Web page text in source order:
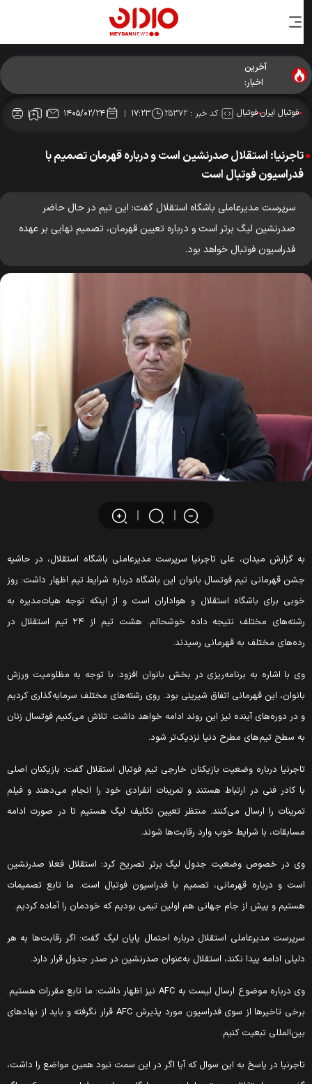
آخرین
اخبار:
فوتبال ایرانفوتبال کد خبر : ۲۵۳۷۲ ۱۷:۲۳ ۱۴۰۵/۰۲/۲۴
تاجرنیا: استقلال صدرنشین است و درباره قهرمان تصمیم با
فدراسیون فوتبال است
سرپرست مدیرعاملی باشگاه استقلال گفت: این تیم در حال حاضر
صدرنشین لیگ برتر است و درباره تعیین قهرمان، تصمیم نهایی بر عهده
فدراسیون فوتبال خواهد بود.
گزارش میدان، علی تاجرنیا سرپرست مدیرعاملی باشگاه استقلال، در حاشیه
قهرمانی تیم فوتسال بانوان این باشگاه درباره شرایط تیم اظهار داشت: روز
برای باشگاه استقلال و هواداران است و از اینکه توجه هیات‌مدیره به
رشته‌های مختلف نتیجه داده خوشحالم. هشت تیم از ۲۴ تیم استقلال در
مختلف به قهرمانی رسیدند.
با اشاره به برنامه‌ریزی در بخش بانوان افزود: با توجه به مظلومیت ورزش
این قهرمانی اتفاق شیرینی بود. روی رشته‌های مختلف سرمایه‌گذاری کردیم
در دوره‌های آینده نیز این روند ادامه خواهد داشت. تلاش می‌کنیم فوتسال زنان
سطح تیم‌های مطرح دنیا نزدیک‌تر شود.
درباره وضعیت بازیکنان خارجی تیم فوتبال استقلال گفت: بازیکنان اصلی
کادر فنی در ارتباط هستند و تمرینات انفرادی خود را انجام می‌دهند و فیلم
را ارسال می‌کنند. منتظر تعیین تکلیف لیگ هستیم تا در صورت ادامه
با شرایط خوب وارد رقابت‌ها شوند.
در خصوص وضعیت جدول لیگ برتر تصریح کرد: استقلال فعلا صدرنشین
و درباره قهرمانی، تصمیم با فدراسیون فوتبال است. ما تابع تصمیمات
و پیش از جام جهانی هم اولین تیمی بودیم که خودمان را آماده کردیم.
مدیرعاملی استقلال درباره احتمال پایان لیگ گفت: اگر رقابت‌ها به هر
ادامه پیدا نکند، استقلال به‌عنوان صدرنشین در صدر جدول قرار دارد.
وی درباره موضوع ارسال لیست به AFC نیز اظهار داشت: ما تابع مقررات هستیم.
برخی تاخیرها از سوی فدراسیون مورد پذیرش AFC قرار نگرفته و باید از نهادهای
تبعیت کنیم.
در پاسخ به این سوال که آیا اگر در این سمت نبود همین مواضع را داشت،